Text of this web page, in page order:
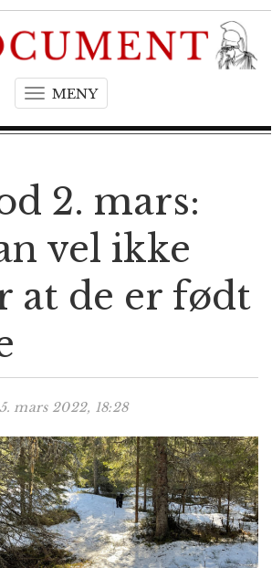
MENYT
g
e
n
i
g
i
o
2. mars:
vel ikke
at de er født
5. mars 2022, 18:28